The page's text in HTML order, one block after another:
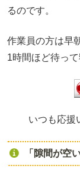
るのです。
作業員の方は早
1時間ほど待って
いつも応援
「隙間が空